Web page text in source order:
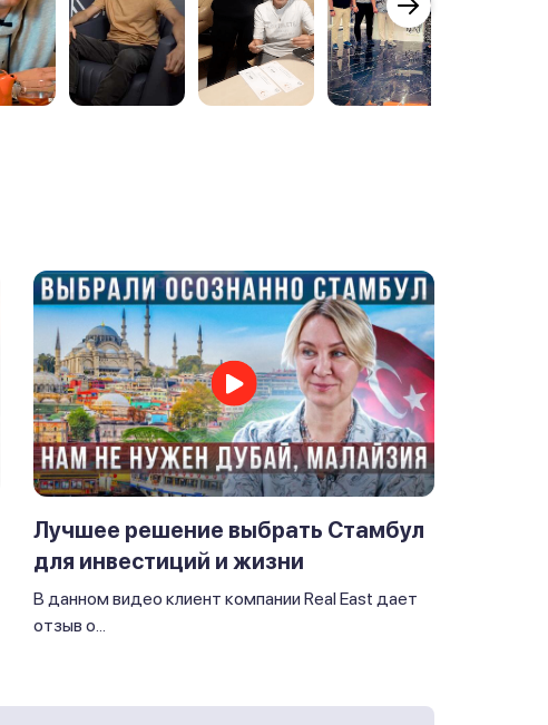
Лучшее решение выбрать Стамбул
для инвестиций и жизни
В данном видео клиент компании Real East дает
отзыв о...